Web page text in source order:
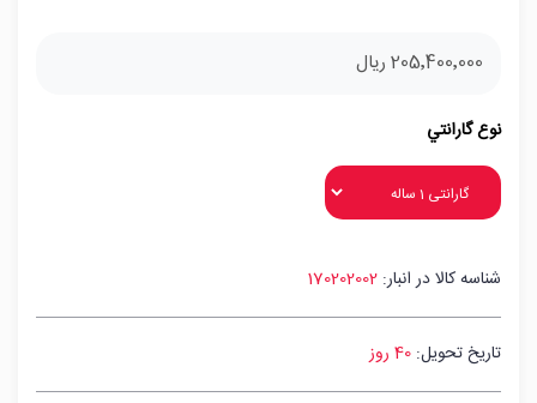
205٬400٬000 ریال
نوع گارانتي
شناسه کالا در انبار: 170202002
تاریخ تحویل: 40 روز